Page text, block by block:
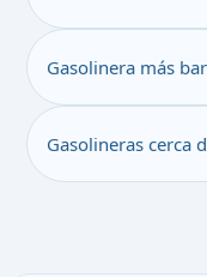
Gasolinera más
Gasolineras cerca